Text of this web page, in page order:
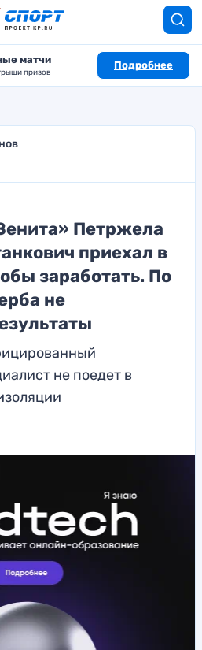
матчи
призов
Подробнее
Петржела
приехал в
заработать. По
не
не поедет в